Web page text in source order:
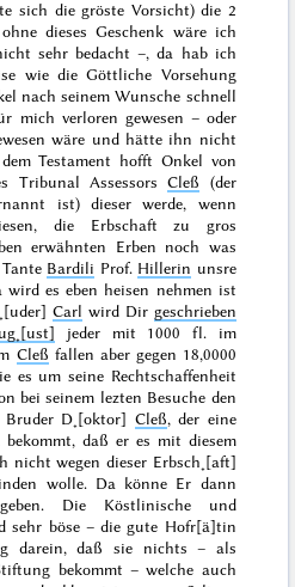
sich die gröste Vorsicht) die 2
dieses Geschenk wäre ich
sehr bedacht –, da hab ich
wie die Göttliche Vorsehung
nach seinem Wunsche schnell
mich verloren gewesen – oder
wäre und hätte ihn nicht
Testament hofft Onkel von
Tribunal AssessorsCleß (der
ist) dieser werde, wenn
die Erbschaft zu gros
erwähnten Erben noch was
Bardili Prof. Hillerin unsre
es eben heisen nehmen ist
Carl wird Dir geschrieben
jeder mit 1000 fl. im
Cleß fallen aber gegen 18,0000
es um seine Rechtschaffenheit
bei seinem lezten Besuche den
D˖[oktor] Cleß, der eine
bekommt, daß er es mit diesem
nicht wegen dieser Erbsch˖[aft]
wolle. Da könne Er dann
Die Köstlinische und
sehr böse – die gute Hofr[ä]tin
darein, daß sie nichts – als
bekommt – welche auch